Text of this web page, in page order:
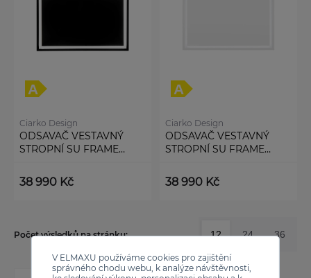
V ELMAXU používáme cookies pro zajištění
správného chodu webu, k analýze návštěvnosti,
Ciarko Design
ODSAVAČ VESTAVNÝ
STROPNÍ SU FRAME
38 990 Kč
Ciarko Design
ODSAVAČ VESTAVNÝ
STROPNÍ SU FRAME
38 990 Kč
Počet výsledků na stránku: 12 24 36